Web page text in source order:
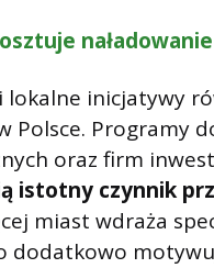
inicjatywy
Polsce. Programy
oraz firm
istotny czynnik
miast wdraża
dodatkowo